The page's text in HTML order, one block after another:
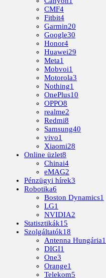
CMF4
Fitbit4
Garmin20
Google30
Honor4
Huawei29
Meta1
Mobvoi1
Motorola3
Nothing1
OnePlus10
OPPO8
realme2
Redmi8
Samsung40
vivo1
Xiaomi28
Online üzlet8
Chinai4
eMAG2
Pénzügyi hírek3
Robotika6
Boston Dynamics1
LG1
NVIDIA2
Statisztikák15
Szolgáltatók18
Antenna Hungária1
DIGI1
One3
Orange1
Telekom5